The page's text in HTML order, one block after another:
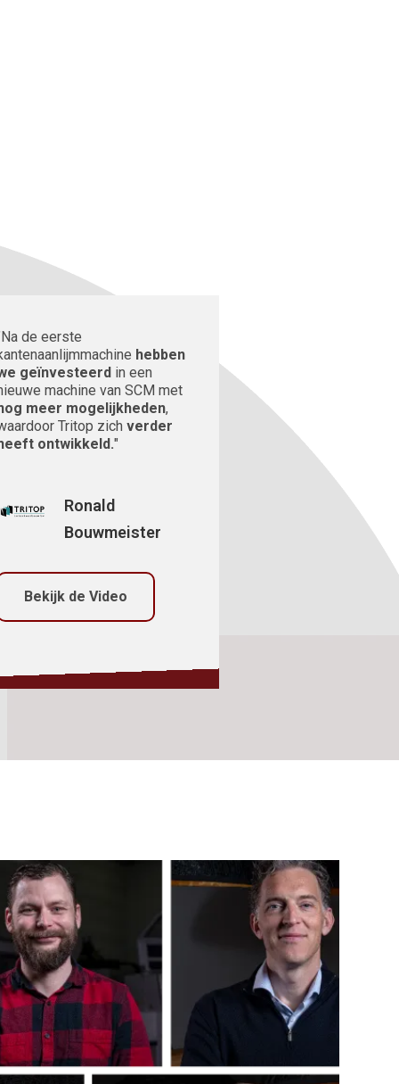
de eerste
hebben
geïnvesteerd in een
machine van SCM met
meer mogelijkheden,
Tritop zichverder
ontwikkeld."
Ronald
Bouwmeister
Bekijk de Video